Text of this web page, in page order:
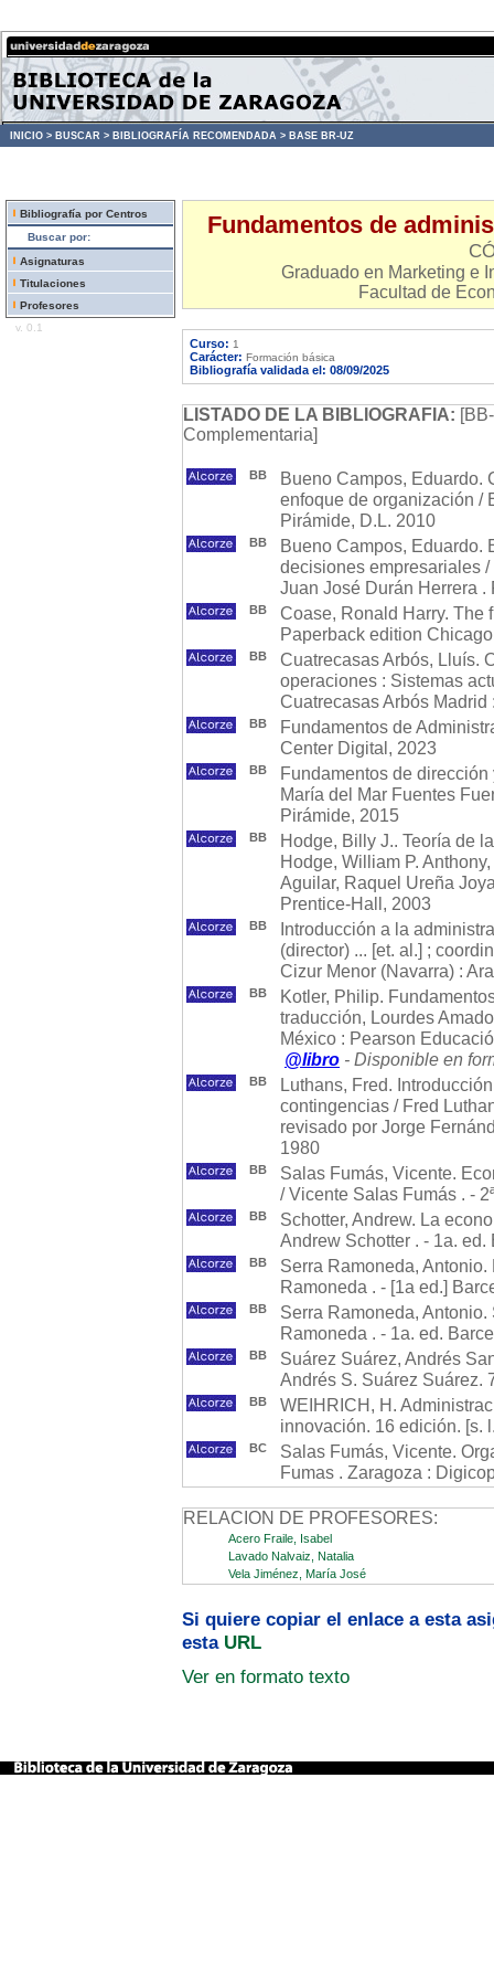
INICIO > BUSCAR > BIBLIOGRAFÍA RECOMENDADA > BASE BR-UZ
Bibliografía por Centros
Buscar por:
Asignaturas
Titulaciones
Profesores
v. 0.1
Fundamentos de
Graduado en Marketing e
Facultad de
Curso: 1
Carácter: Formación básica
Bibliografía validada el: 08/09/2025
LISTADO DE LA BIBLIOGRAFIA:
Complementaria]
BB
Bueno Campos, Eduardo.
enfoque de organización /
Pirámide, D.L. 2010
BB
Bueno Campos, Eduardo.
decisiones empresariales
Juan José Durán Herrera
BB
Coase, Ronald Harry. The
Paperback edition
BB
Cuatrecasas Arbós, Lluís.
operaciones : Sistemas
Cuatrecasas Arbós
BB
Fundamentos de
Center Digital, 2023
BB
Fundamentos de
María del Mar Fuentes
Pirámide, 2015
BB
Hodge, Billy J.. Teoría de
Hodge, William P.
Aguilar, Raquel Ureña
Prentice-Hall, 2003
BB
Introducción a la
(director) ... [et. al.] ;
Cizur Menor (Navarra) :
BB
Kotler, Philip.
traducción, Lourdes
México : Pearson
@libro - Disponible en
BB
Luthans, Fred.
contingencias / Fred
revisado por Jorge
1980
BB
Salas Fumás, Vicente.
/ Vicente Salas Fumás . -
BB
Schotter, Andrew. La
Andrew Schotter . - 1a.
BB
Serra Ramoneda,
Ramoneda . - [1a ed.]
BB
Serra Ramoneda,
Ramoneda . - 1a. ed.
BB
Suárez Suárez, Andrés
Andrés S. Suárez Suárez.
BB
WEIHRICH, H.
innovación. 16 edición. [s.
BC
Salas Fumás, Vicente.
Fumas . Zaragoza :
RELACION DE PROFESORES:
Acero Fraile, Isabel
Lavado Nalvaiz, Natalia
Vela Jiménez, María José
Si quiere copiar el enlace a esta
esta URL
Ver en formato texto